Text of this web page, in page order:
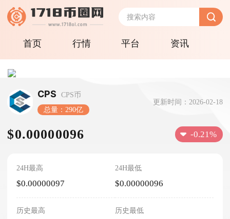
首页 行情 平台 资讯
CPS
CPS币
总量：290亿
更新时间：2026-02-18
$0.00000096 -0.21%
24H最高
$0.00000097
24H最低
$0.00000096
历史最高 历史最低